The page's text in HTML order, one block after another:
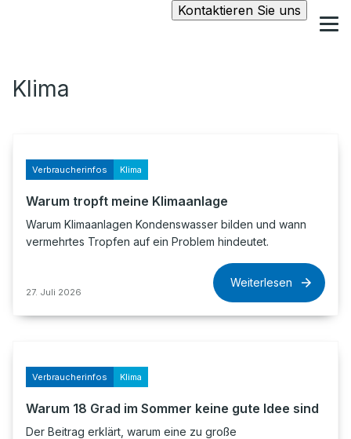
Kontaktieren Sie uns
Klima
Verbraucherinfos Klima
Warum tropft meine Klimaanlage
Warum Klimaanlagen Kondenswasser bilden und wann
vermehrtes Tropfen auf ein Problem hindeutet.
27. Juli 2026
Weiterlesen
Verbraucherinfos Klima
Warum 18 Grad im Sommer keine gute Idee sind
Der Beitrag erklärt, warum eine zu große